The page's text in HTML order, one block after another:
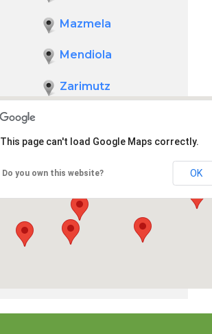
Mazmela
Mendiola
Zarimutz
This page can't load Google Maps correctly.
Do you own this website? OK